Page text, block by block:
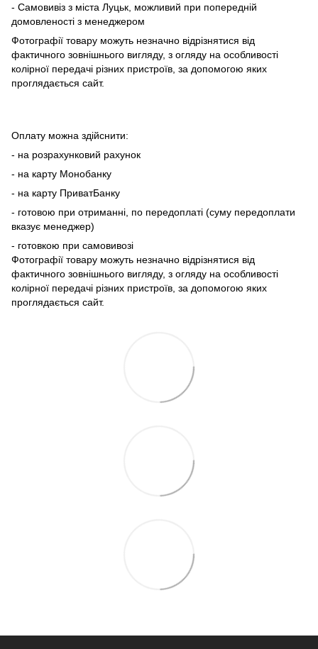
- Самовивіз з міста Луцьк, можливий при попередній
домовленості з менеджером
Фотографії товару можуть незначно відрізнятися від
фактичного зовнішнього вигляду, з огляду на особливості
колірної передачі різних пристроїв, за допомогою яких
проглядається сайт.
Оплату можна здійснити:
- на розрахунковий рахунок
- на карту Монобанку
- на карту ПриватБанку
- готовою при отриманні, по передоплаті (суму передоплати
вказує менеджер)
- готовкою при самовивозі
Фотографії товару можуть незначно відрізнятися від
фактичного зовнішнього вигляду, з огляду на особливості
колірної передачі різних пристроїв, за допомогою яких
проглядається сайт.